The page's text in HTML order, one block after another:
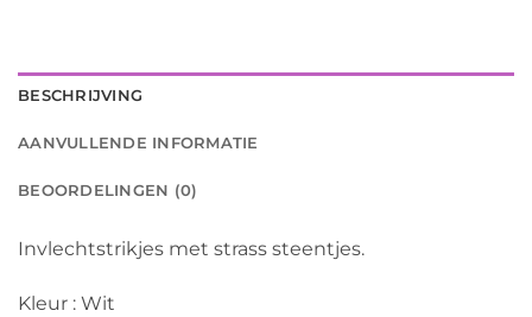
BESCHRIJVING
AANVULLENDE INFORMATIE
BEOORDELINGEN (0)
Invlechtstrikjes met strass steentjes.
Kleur : Wit